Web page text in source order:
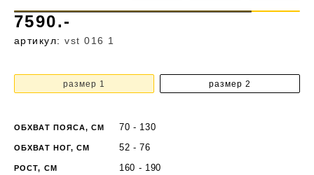
размер 1 размер 2
ОБХВАТ ПОЯСА, СМ 70 - 130
ОБХВАТ НОГ, СМ 52 - 76
РОСТ, СМ 160 - 190
7590.-
артикул:vst 016 1